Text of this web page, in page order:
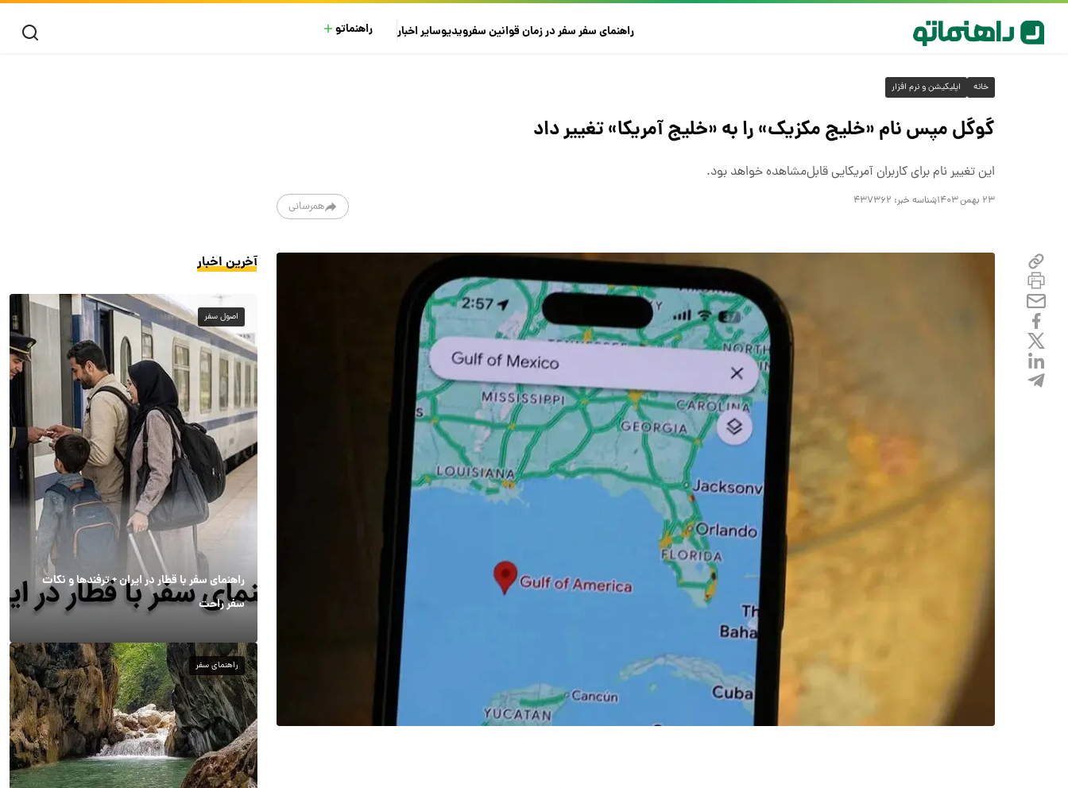
راهنمای سفرسفر در زمانقوانین سفرویدیوسایراخبار راهنماتو
خانه اپلیکیشن و نرم افزار
گوگل مپس نام «خلیج مکزیک» را به «خلیج آمریکا» تغییر داد
این تغییر نام برای کاربران آمریکایی قابل‌مشاهده خواهد بود.
۲۳ بهمن ۱۴۰۳ شناسه خبر: ۴۳۷۳۶۲ همرسانی
آخرین اخبار
اصول سفر
راهنمای سفر با قطار در ایران + ترفندها و نکات
سفر راحت
راهنمای سفر